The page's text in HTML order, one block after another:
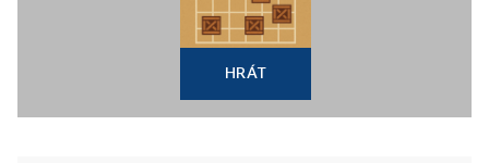
HRÁT